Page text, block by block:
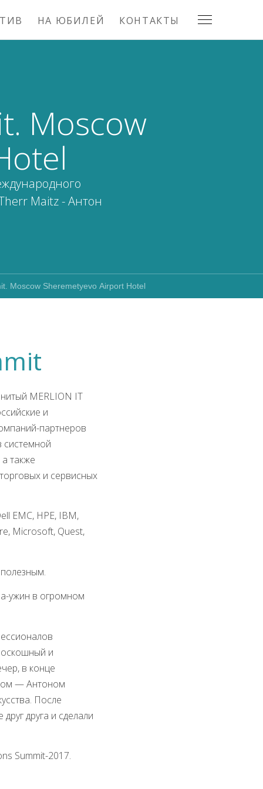
НА ЮБИЛЕЙ КОНТАКТЫ
Moscow
Maitz - Антон
Moscow Sheremetyevo Аirport Hotel
MERLION IT
и
партнеров
системной
также
и сервисных
EMC, HPE, IBM,
Microsoft, Quest,
ужин в огромном
и
в конце
— Антоном
После
друга и сделали
Summit-2017.